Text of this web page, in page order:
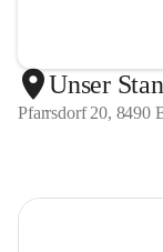
Unser
Pfarrsdorf 20, 8490